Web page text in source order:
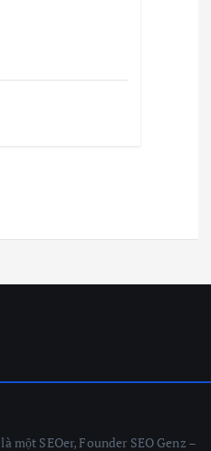
là một SEOer, Founder SEO Genz –